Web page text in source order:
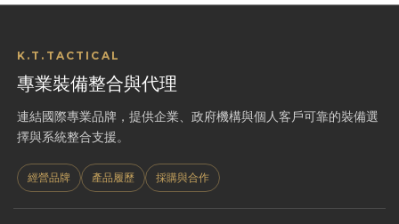
K.T.TACTICAL
專業裝備整合與代理
連結國際專業品牌，提供企業、政府機構與個人客戶可靠的裝備選
擇與系統整合支援。
經營品牌 產品履歷 採購與合作